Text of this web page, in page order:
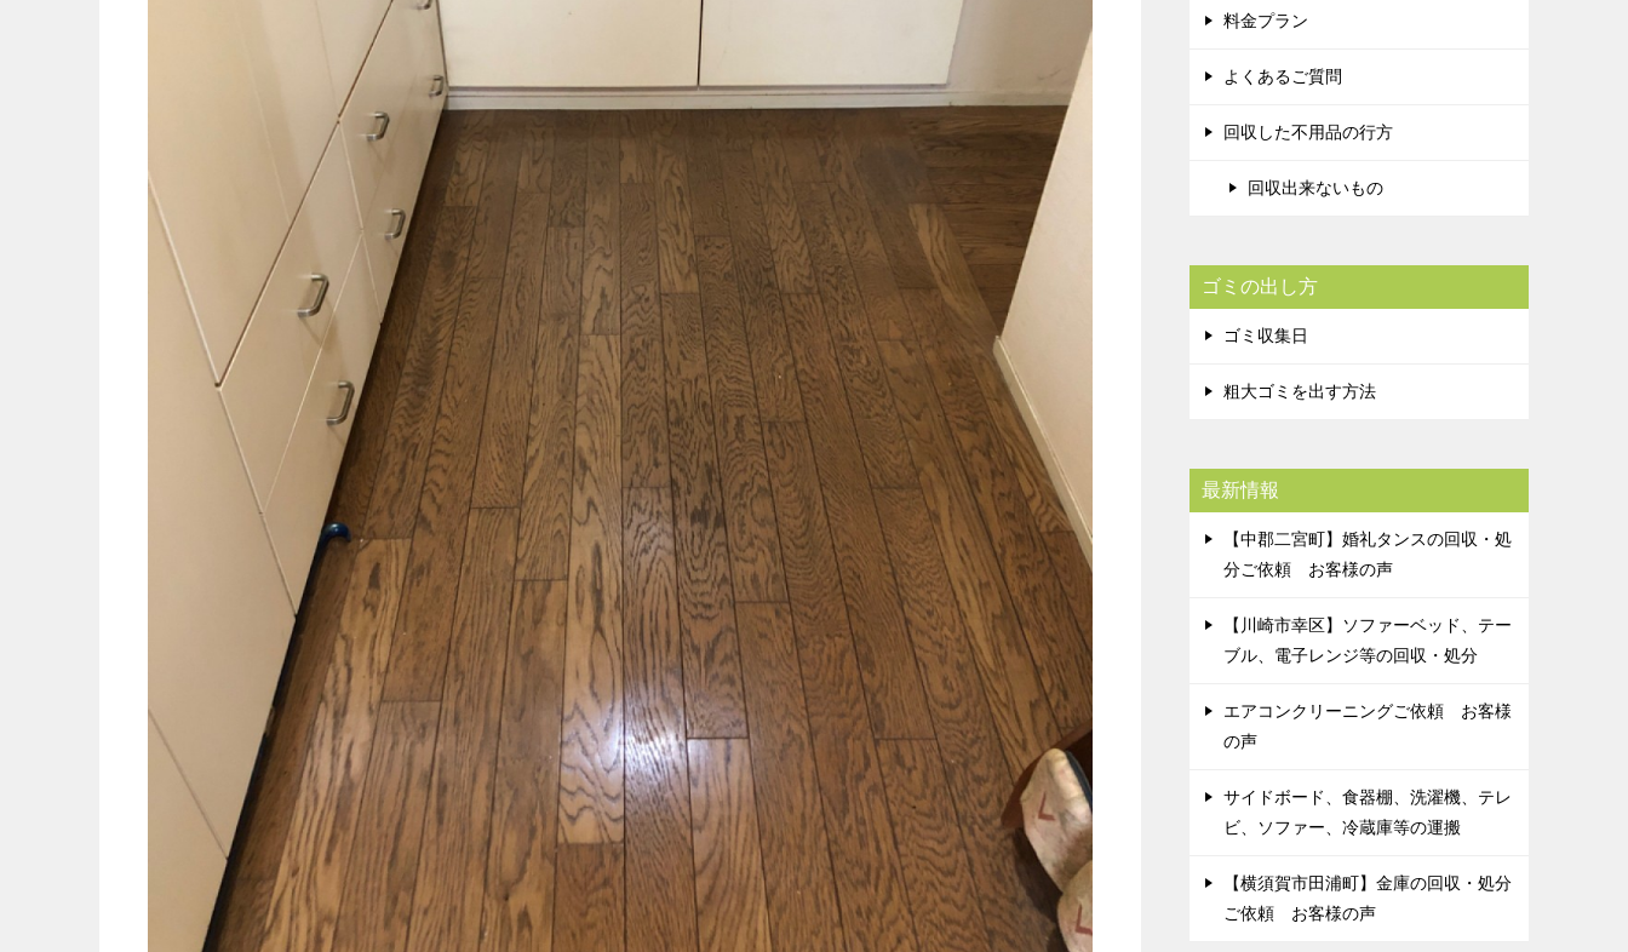
料金プラン
よくあるご質問
回収した不用品の行方
回収出来ないもの
ゴミの出し方
ゴミ収集日
粗大ゴミを出す方法
最新情報
【中郡二宮町】婚礼タンスの回収・処
分ご依頼 お客様の声
【川崎市幸区】ソファーベッド、テー
ブル、電子レンジ等の回収・処分
エアコンクリーニングご依頼 お客様
の声
サイドボード、食器棚、洗濯機、テレ
ビ、ソファー、冷蔵庫等の運搬
【横須賀市田浦町】金庫の回収・処分
ご依頼 お客様の声